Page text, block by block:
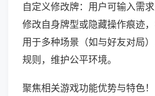
自定义修改牌：用户可输入需
修改自身牌型或隐藏操作痕迹
用于多种场景（如与好友对局
规则，维护公平环境。
聚焦相关游戏功能优势与特色！